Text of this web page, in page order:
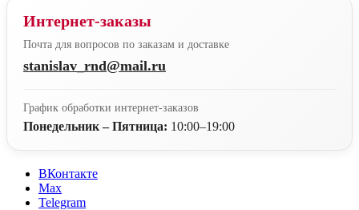
Интернет-заказы
Почта для вопросов по заказам и доставке
stanislav_rnd@mail.ru
График обработки интернет-заказов
Понедельник – Пятница: 10:00–19:00
ВКонтакте
Max
Telegram